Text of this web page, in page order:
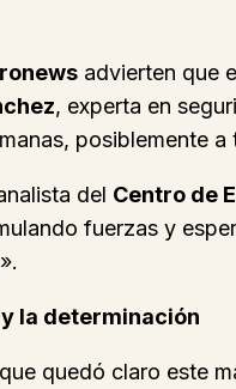
advierten que
, experta en
posiblemente
del Centro de
fuerzas y
la determinación
quedó claro este